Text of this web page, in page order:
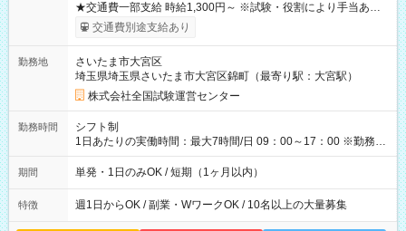
★交通費一部支給 時給1,300円～ ※試験・役割により手当あり
※勤務回数により昇給あり 【即給（前払い）オプションあ
り！】 希望される場合、勤務から1週間ほどで給与の一部を受け
例】 ・河合塾模擬試験 8:30～17:30（休憩1時間） 時給1,300円
×8時間＝日収10,400円＋交通費 ※当日の役割により時給＋100
円の場合あり ・国家試験 7:00～13:30（休憩なし） 時給1,300
円（役割手当＋100円）×6時間＝日収8,400円＋交通費 【試用期
間】試用期間なし
交通費別途支給あり
勤務地
さいたま市大宮区
埼玉県埼玉県さいたま市大宮区錦町（最寄り駅：大宮駅）
株式会社全国試験運営センター
勤務時間
シフト制
1日あたりの実働時間：最大7時間/日 09：00～17：00 ※勤務時
間は 試験により異なります。
期間 単発・1日のみOK / 短期（1ヶ月以内）
特徴 週1日からOK / 副業・WワークOK / 10名以上の大量募集